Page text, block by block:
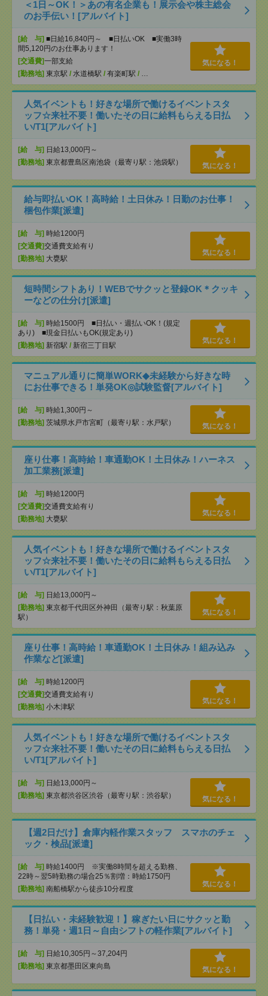
＜1日～OK！＞あの有名企業も！展示会や株主総会
のお手伝い！[アルバイト]
[給 与] ■日給16,840円～ ■日払いOK ■実働3時
間5,120円のお仕事あります！
[交通費]一部支給
[勤務地] 東京駅 / 水道橋駅 / 有楽町駅 / …
気になる！
人気イベントも！好きな場所で働けるイベントスタ
ッフ☆来社不要！働いたその日に給料もらえる日払
い/T1[アルバイト]
[給 与] 日給13,000円～
[勤務地] 東京都豊島区南池袋（最寄り駅：池袋駅） 気になる！
給与即払いOK！高時給！土日休み！日勤のお仕事！
梱包作業[派遣]
[給 与] 時給1200円
[交通費]交通費支給有り
[勤務地] 大甕駅
気になる！
短時間シフトあり！WEBでサクッと登録OK＊クッキ
ーなどの仕分け[派遣]
[給 与] 時給1500円 ■日払い・週払いOK！(規定
あり) ■現金日払いもOK(規定あり)
[勤務地] 新宿駅 / 新宿三丁目駅
気になる！
マニュアル通りに簡単WORK◆未経験から好きな時
にお仕事できる！単発OK◎試験監督[アルバイト]
[給 与] 時給1,300円～
[勤務地] 茨城県水戸市宮町（最寄り駅：水戸駅） 気になる！
座り仕事！高時給！車通勤OK！土日休み！ハーネス
加工業務[派遣]
[給 与] 時給1200円
[交通費]交通費支給有り
[勤務地] 大甕駅
気になる！
人気イベントも！好きな場所で働けるイベントスタ
ッフ☆来社不要！働いたその日に給料もらえる日払
い/T1[アルバイト]
[給 与] 日給13,000円～
[勤務地] 東京都千代田区外神田（最寄り駅：秋葉原
駅）
気になる！
座り仕事！高時給！車通勤OK！土日休み！組み込み
作業など[派遣]
[給 与] 時給1200円
[交通費]交通費支給有り
[勤務地] 小木津駅
気になる！
人気イベントも！好きな場所で働けるイベントスタ
ッフ☆来社不要！働いたその日に給料もらえる日払
い/T1[アルバイト]
[給 与] 日給13,000円～
[勤務地] 東京都渋谷区渋谷（最寄り駅：渋谷駅） 気になる！
【週2日だけ】倉庫内軽作業スタッフ スマホのチェ
ック・検品[派遣]
[給 与] 時給1400円 ※実働8時間を超える勤務、
22時～翌5時勤務の場合25％割増：時給1750円
[勤務地] 南船橋駅から徒歩10分程度
気になる！
【日払い・未経験歓迎！】稼ぎたい日にサクッと勤
務！単発・週1日～自由シフトの軽作業[アルバイト]
[給 与] 日給10,305円～37,204円
[勤務地] 東京都墨田区東向島 気になる！